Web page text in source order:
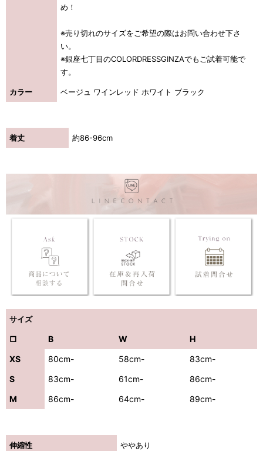
め！
※売り切れのサイズをご希望の際はお問い合わせ下さ
い。
※銀座七丁目のCOLORDRESSGINZAでもご試着可能で
す。
カラー ベージュ ワインレッド ホワイト ブラック
着丈 約86-96cm
サイズ
□ B W
H
XS
80cm- 58cm-
83cm-
S
83cm- 61cm-
86cm-
M
86cm- 64cm- 89cm-
伸縮性 ややあり